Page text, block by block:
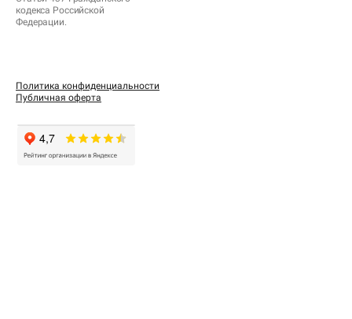
кодекса Российской
Федерации.
Политика конфиденциальности
Публичная оферта